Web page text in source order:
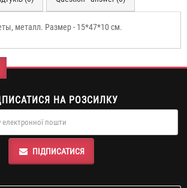
металл. Размер - 15*47*10 см.
НА РОЗСИЛКУ
ПІДПИСАТИСЯ